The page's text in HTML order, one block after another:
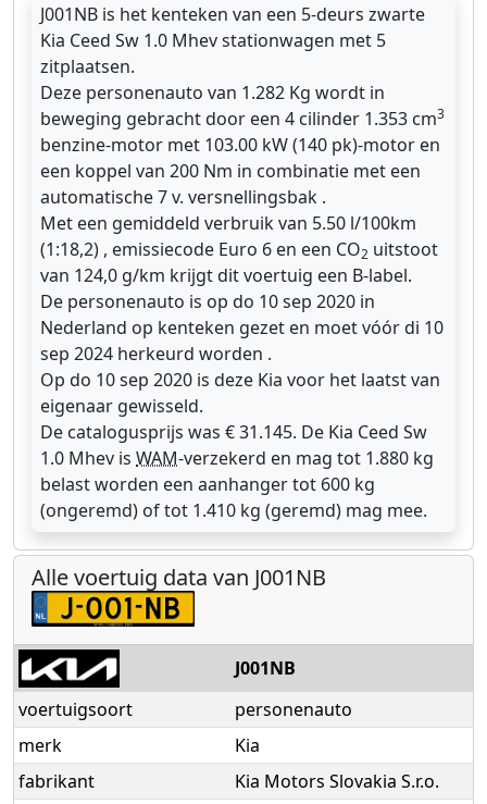
J001NB is het kenteken van een 5-deurs zwarte
Kia Ceed Sw 1.0 Mhev stationwagen met 5
zitplaatsen.
Deze personenauto van 1.282 Kg wordt in
beweging gebracht door een 4 cilinder 1.353 cm3
benzine-motor met 103.00 kW (140 pk)-motor en
een koppel van 200 Nm in combinatie met een
automatische 7 v. versnellingsbak .
Met een gemiddeld verbruik van 5.50 l/100km
(1:18,2) , emissiecode Euro 6 en een CO2 uitstoot
van 124,0 g/km krijgt dit voertuig een B-label.
De personenauto is op do 10 sep 2020 in
Nederland op kenteken gezet en moet vóór di 10
sep 2024 herkeurd worden .
Op do 10 sep 2020 is deze Kia voor het laatst van
eigenaar gewisseld.
De catalogusprijs was € 31.145. De Kia Ceed Sw
1.0 Mhev is WAM-verzekerd en mag tot 1.880 kg
belast worden een aanhanger tot 600 kg
(ongeremd) of tot 1.410 kg (geremd) mag mee.
Alle voertuig data van J001NB
J001NB
voertuigsoort
personenauto
merk
Kia
fabrikant
Kia Motors Slovakia S.r.o.